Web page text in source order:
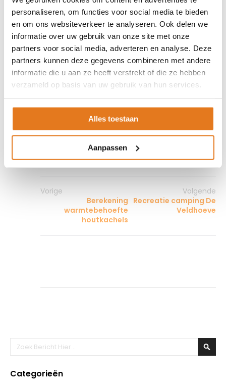
personaliseren, om functies voor social media te bieden
en om ons websiteverkeer te analyseren. Ook delen we
informatie over uw gebruik van onze site met onze
partners voor social media, adverteren en analyse. Deze
partners kunnen deze gegevens combineren met andere
informatie die u aan ze heeft verstrekt of die ze hebben
verzameld op basis van uw gebruik van hun services.
Alles toestaan
Aanpassen
Vorige
Berekening
warmtebehoefte
houtkachels
Volgende
Recreatie camping De
Veldhoeve
Zoeken
Categorieën